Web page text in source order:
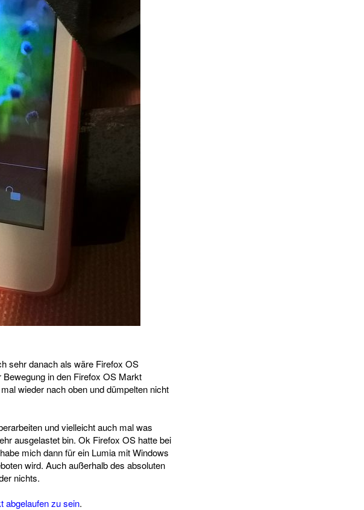
sehr danach als wäre Firefox OS
in den Firefox OS Markt
wieder nach oben und dümpelten nicht
und vielleicht auch mal was
ausgelastet bin. Ok Firefox OS hatte bei
mich dann für ein Lumia mit Windows
wird. Auch außerhalb des absoluten
nichts.
abgelaufen zu sein.